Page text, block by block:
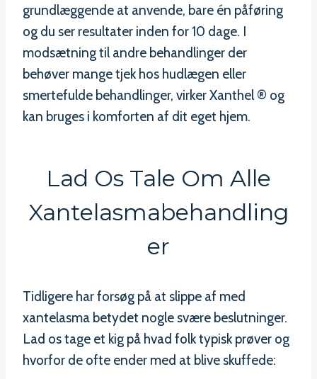
grundlæggende at anvende, bare én påføring
og du ser resultater inden for 10 dage. I
modsætning til andre behandlinger der
behøver mange tjek hos hudlægen eller
smertefulde behandlinger, virker Xanthel ® og
kan bruges i komforten af dit eget hjem.
Lad Os Tale Om Alle
Xantelasmabehandling
Er
Tidligere har forsøg på at slippe af med
xantelasma betydet nogle svære beslutninger.
Lad os tage et kig på hvad folk typisk prøver og
hvorfor de ofte ender med at blive skuffede: